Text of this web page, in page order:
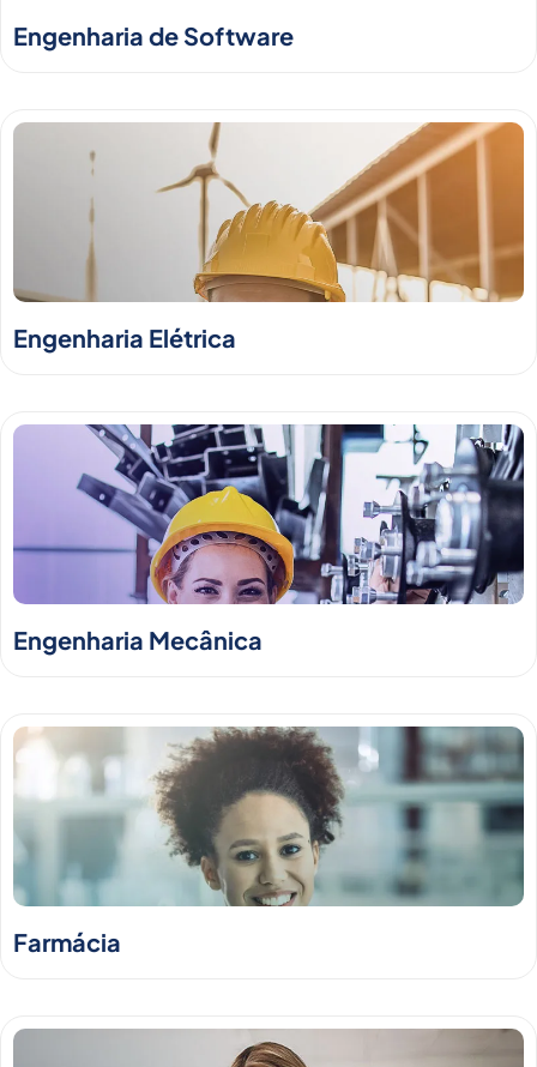
Engenharia de Software
Engenharia Elétrica
Engenharia Mecânica
Farmácia